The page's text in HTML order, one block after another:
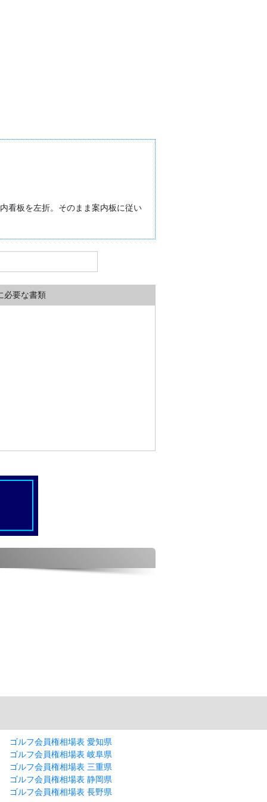
看板を左折。そのまま案内板に従い
必要な書類
ゴルフ会員権相場表 愛知県
ゴルフ会員権相場表 岐阜県
ゴルフ会員権相場表 三重県
ゴルフ会員権相場表 静岡県
ゴルフ会員権相場表 長野県